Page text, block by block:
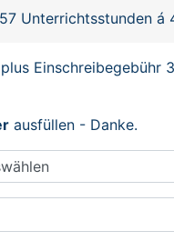
Unterrichtsstunden á
Einschreibegebühr
ausfüllen - Danke.